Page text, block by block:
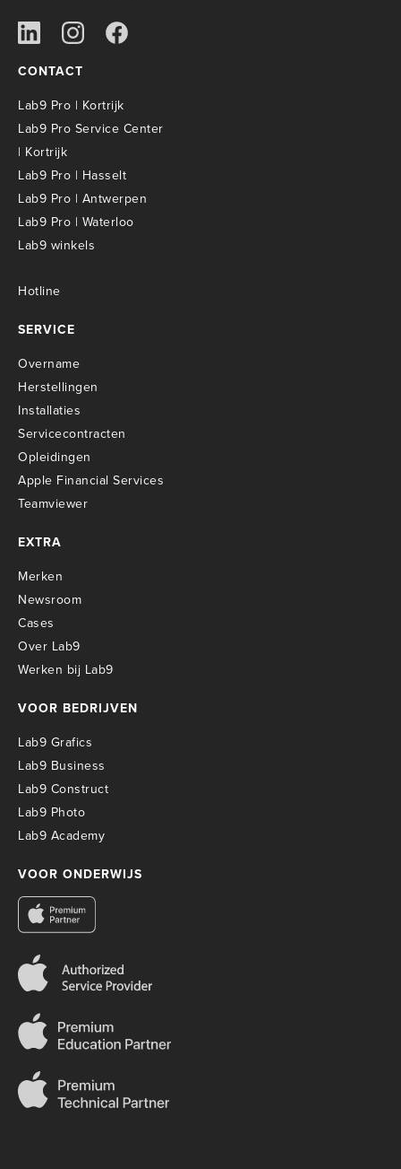
CONTACT
Lab9 Pro | Kortrijk
Lab9 Pro Service Center
| Kortrijk
Lab9 Pro | Hasselt
Lab9 Pro | Antwerpen
Lab9 Pro | Waterloo
Lab9 winkels
Hotline
SERVICE
Overname
Herstellingen
Installaties
Servicecontracten
Opleidingen
Apple Financial Services
Teamviewer
EXTRA
Merken
Newsroom
Cases
Over Lab9
Werken bij Lab9
VOOR BEDRIJVEN
Lab9 Grafics
Lab9 Business
Lab9 Construct
Lab9 Photo
Lab9 Academy
VOOR ONDERWIJS